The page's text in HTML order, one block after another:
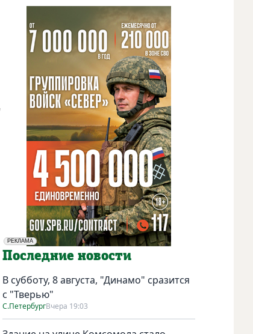
РЕКЛАМА
Социальная реклама
Последние новости
В субботу, 8 августа, "Динамо" сразится
с "Тверью"
С.ПетербургВчера 19:03